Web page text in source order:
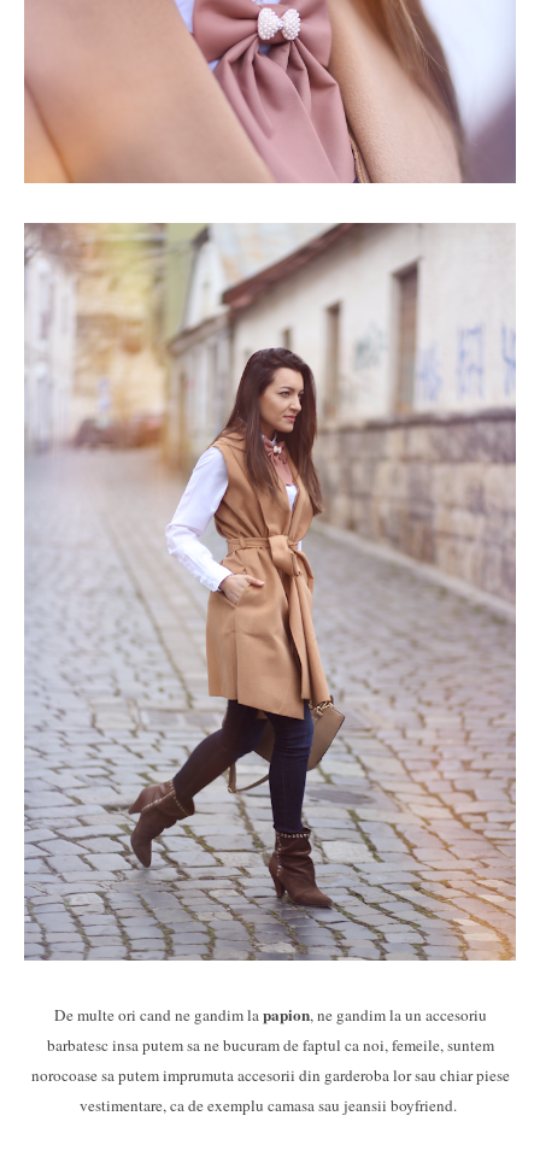
De multe ori cand ne gandim lapapion, ne gandim la un accesoriu
barbatesc insa putem sa ne bucuram de faptul ca noi, femeile, suntem
norocoase sa putem imprumuta accesorii din garderoba lor sau chiar piese
vestimentare, ca de exemplu camasa sau jeansii boyfriend.